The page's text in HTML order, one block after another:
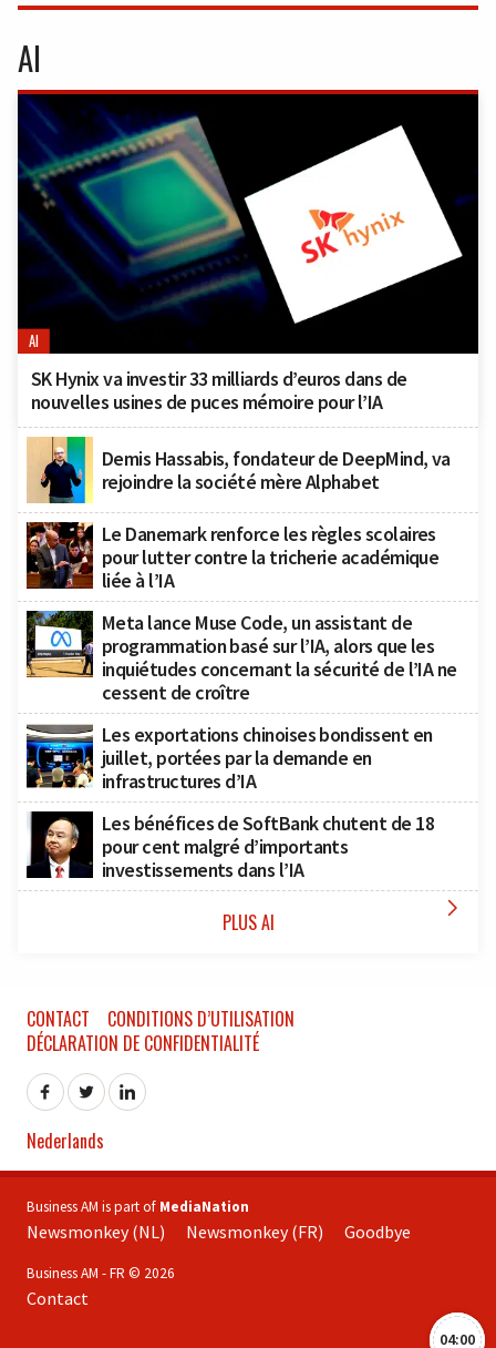
AI
AI
SK Hynix va investir 33 milliards d’euros dans de
nouvelles usines de puces mémoire pour l’IA
Demis Hassabis, fondateur de DeepMind, va
rejoindre la société mère Alphabet
Le Danemark renforce les règles scolaires
pour lutter contre la tricherie académique
liée à l’IA
Meta lance Muse Code, un assistant de
programmation basé sur l’IA, alors que les
inquiétudes concernant la sécurité de l’IA ne
cessent de croître
Les exportations chinoises bondissent en
juillet, portées par la demande en
infrastructures d’IA
Les bénéfices de SoftBank chutent de 18
pour cent malgré d’importants
investissements dans l’IA
PLUS AI 
04:00
CONTACT
CONDITIONS D’UTILISATION
DÉCLARATION DE CONFIDENTIALITÉ
Nederlands
Business AM is part of MediaNation
Newsmonkey (NL) Newsmonkey (FR) Goodbye
Business AM - FR © 2026
Contact